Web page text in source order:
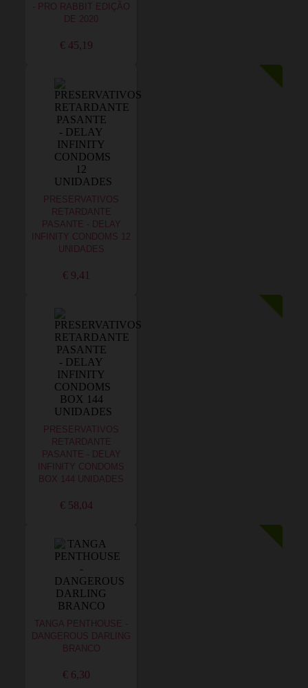
- PRO RABBIT EDIÇÃO
DE 2020
€ 45,19
PRESERVATIVOS
RETARDANTE
PASANTE - DELAY
INFINITY CONDOMS 12
UNIDADES
€ 9,41
PRESERVATIVOS
RETARDANTE
PASANTE - DELAY
INFINITY CONDOMS
BOX 144 UNIDADES
€ 58,04
TANGA PENTHOUSE -
DANGEROUS DARLING
BRANCO
€ 6,30